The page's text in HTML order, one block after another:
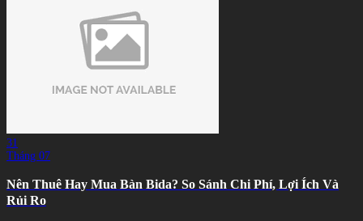
31
Tháng 07
Nên Thuê Hay Mua Bàn Bida? So Sánh Chi Phí, Lợi Ích Và
Rủi Ro